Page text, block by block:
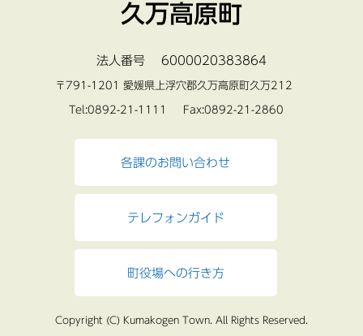
久万高原町
法人番号 6000020383864
〒791-1201 愛媛県上浮穴郡久万高原町久万212
Tel:0892-21-1111 Fax:0892-21-2860
各課のお問い合わせ
テレフォンガイド
町役場への行き方
Copyright (C) Kumakogen Town. All Rights Reserved.